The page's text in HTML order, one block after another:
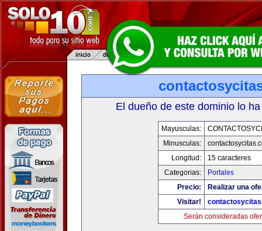
El dueño de este dominio lo
Mayusculas:
Minusculas:
Longitud:
15 caracteres
Categorias:
Portales
Precio:
Realizar una
Visitar!
Serán consideradas